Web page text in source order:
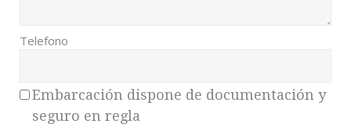
Telefono
Embarcación dispone de documentación y
seguro en regla